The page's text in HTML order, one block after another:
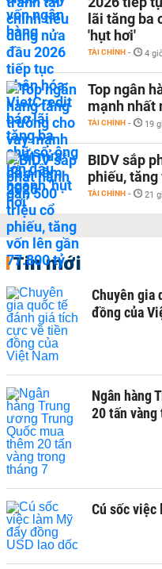
lãi tăng ba
'hụt hơi'
TÀI CHÍNH - 4
Top ngân
mạnh nhất
TÀI CHÍNH - 19
BIDV sắp
phiếu,
TÀI CHÍNH - 21
Tin mới
Chuyên gia
đồng của
Ngân hàng
20 tấn
Cú sốc việc